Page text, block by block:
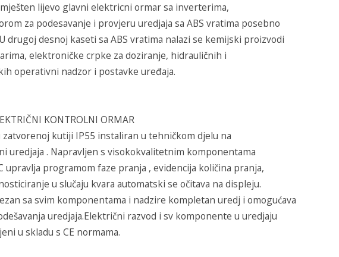
lijevo glavni elektricni ormar sa inverterima,
za podesavanje i provjeru uredjaja sa ABS vratima posebno
drugoj desnoj kaseti sa ABS vratima nalazi se kemijski proizvodi
elektroničke crpke za doziranje, hidrauličnih i
operativni nadzor i postavke uređaja.
KONTROLNI ORMAR
zatvorenoj kutiji IP55 instaliran u tehničkom djelu na
uredjaja . Napravljen s visokokvalitetnim komponentama
upravlja programom faze pranja , evidencija količina pranja,
u slučaju kvara automatski se očitava na displeju.
sa svim komponentama i nadzire kompletan uredj i omogućava
uredjaja.Električni razvod i sv komponente u uredjaju
u skladu s CE normama.